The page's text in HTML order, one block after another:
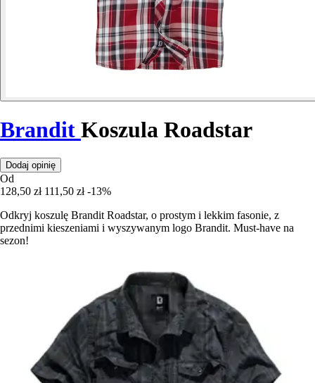
Brandit Koszula Roadstar
Dodaj opinię
Od
128,50 zł 111,50 zł -13%
Odkryj koszulę Brandit Roadstar, o prostym i lekkim fasonie, z
przednimi kieszeniami i wyszywanym logo Brandit. Must-have na
sezon!